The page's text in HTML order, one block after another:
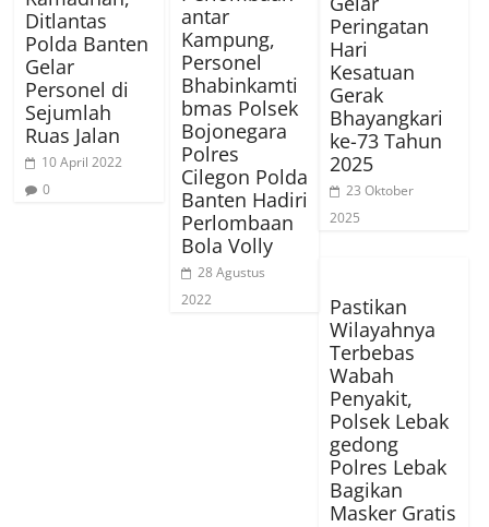
Ditlantas
Polda Banten
Gelar
Personel di
Sejumlah
Ruas Jalan
10 April 2022
0
antar
Kampung,
Personel
Bhabinkamti
bmas Polsek
Bojonegara
Polres
Cilegon Polda
Banten Hadiri
Perlombaan
Bola Volly
28 Agustus
2022
Peringatan
Hari
Kesatuan
Gerak
Bhayangkari
ke-73 Tahun
2025
23 Oktober
2025
Pastikan
Wilayahnya
Terbebas
Wabah
Penyakit,
Polsek Lebak
gedong
Polres Lebak
Bagikan
Masker Gratis